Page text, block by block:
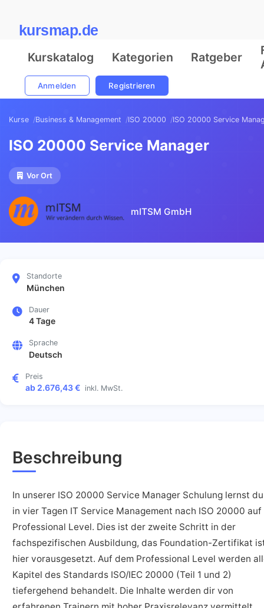
kursmap.de
Kurskatalog Kategorien Ratgeber
Anmelden Registrieren
Kurse Business & Management ISO 20000 ISO 20000 Service
ISO 20000 Service Manager
Vor Ort
mITSM GmbH
Standorte
München
Dauer
4 Tage
Sprache
Deutsch
Preis
ab 2.676,43 € inkl. MwSt.
Beschreibung
In unserer ISO 20000 Service Manager Schulung lernst du
in vier Tagen IT Service Management nach ISO 20000 auf
Professional Level. Dies ist der zweite Schritt in der
fachspezifischen Ausbildung, das Foundation-Zertifikat
hier vorausgesetzt. Auf dem Professional Level werden
Kapitel des Standards ISO/IEC 20000 (Teil 1 und 2)
tiefergehend behandelt. Die Inhalte werden dir von